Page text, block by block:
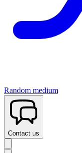
Random medium
Contact us